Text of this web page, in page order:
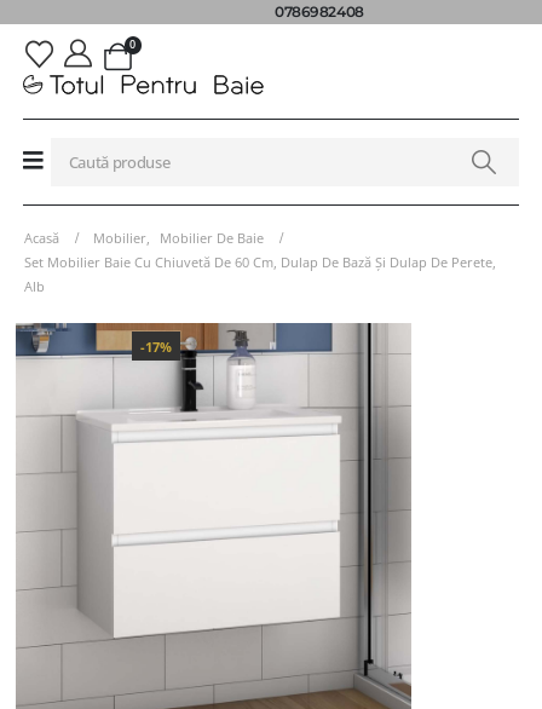
0786982408
0
Acasă Mobilier
Mobilier De Baie
Set Mobilier Baie Cu Chiuvetă De 60 Cm, Dulap De Bază Și Dulap De Perete,
Alb
-17%